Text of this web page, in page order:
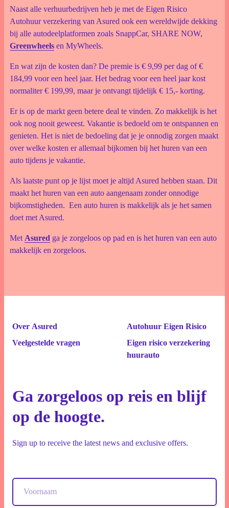
Naast alle verhuurbedrijven heb je met de Eigen Risico
Autohuur verzekering van Asured ook een wereldwijde dekking
bij alle autodeelplatformen zoals SnappCar, SHARE NOW,
Greenwheelsen MyWheels.
En wat zijn de kosten dan? De premie is € 9,99 per dag of €
184,99 voor een heel jaar. Het bedrag voor een heel jaar kost
normaliter € 199,99, maar je ontvangt tijdelijk € 15,- korting.
Er is op de markt geen betere deal te vinden. Zo makkelijk is het
ook nog nooit geweest. Vakantie is bedoeld om te ontspannen en
genieten. Het is niet de bedoeling dat je je onnodig zorgen maakt
over welke kosten er allemaal bijkomen bij het huren van een
auto tijdens je vakantie.
Als laatste punt op je lijst moet je altijd Asured hebben staan. Dit
maakt het huren van een auto aangenaam zonder onnodige
bijkomstigheden. Een auto huren is makkelijk als je het samen
doet met Asured.
Met Asured ga je zorgeloos op pad en is het huren van een auto
makkelijk en zorgeloos.
Over Asured
Veelgestelde vragen
Autohuur Eigen Risico
Eigen risico verzekering
huurauto
Ga zorgeloos op reis en blijf
op de hoogte.
Sign up to receive the latest news and exclusive offers.